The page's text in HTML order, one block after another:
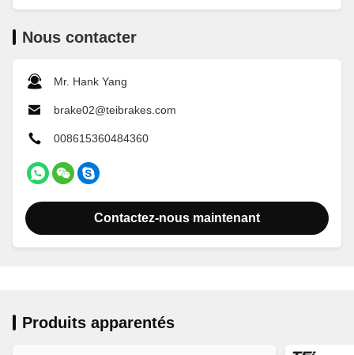
Nous contacter
Mr. Hank Yang
brake02@teibrakes.com
008615360484360
Contactez-nous maintenant
Produits apparentés